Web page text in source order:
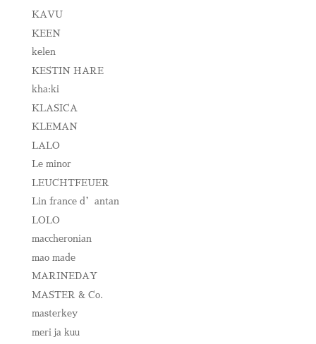
KAVU
KEEN
kelen
KESTIN HARE
kha:ki
KLASICA
KLEMAN
LALO
Le minor
LEUCHTFEUER
Lin france d’antan
LOLO
maccheronian
mao made
MARINEDAY
MASTER & Co.
masterkey
meri ja kuu